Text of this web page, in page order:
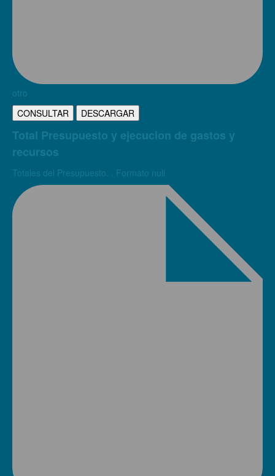
otro
CONSULTAR
DESCARGAR
Total Presupuesto y ejecucion de gastos y
recursos
Totales del Presupuesto. . Formato null